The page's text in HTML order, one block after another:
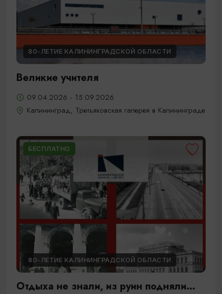
80-ЛЕТИЕ КАЛИНИНГРАДСКОЙ ОБЛАСТИ
Великие учителя
09.04.2026 - 15.09.2026
Калининград, Третьяковская галерея в Калининграде
БЕСПЛАТНО
80-ЛЕТИЕ КАЛИНИНГРАДСКОЙ ОБЛАСТИ
Отдыха не знали, из руин подняли...